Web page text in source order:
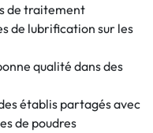
de traitement
de lubrification sur les
qualité dans des
établis partagés avec
de poudres